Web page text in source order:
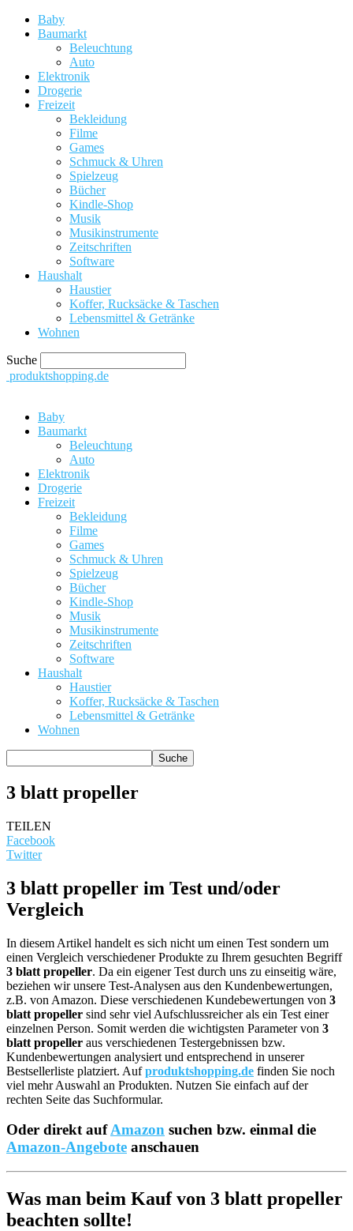
Baby
Baumarkt
Beleuchtung
Auto
Elektronik
Drogerie
Freizeit
Bekleidung
Filme
Games
Schmuck & Uhren
Spielzeug
Bücher
Kindle-Shop
Musik
Musikinstrumente
Zeitschriften
Software
Haushalt
Haustier
Koffer, Rucksäcke & Taschen
Lebensmittel & Getränke
Wohnen
Suche
produktshopping.de
Baby
Baumarkt
Beleuchtung
Auto
Elektronik
Drogerie
Freizeit
Bekleidung
Filme
Games
Schmuck & Uhren
Spielzeug
Bücher
Kindle-Shop
Musik
Musikinstrumente
Zeitschriften
Software
Haushalt
Haustier
Koffer, Rucksäcke & Taschen
Lebensmittel & Getränke
Wohnen
3 blatt propeller
TEILEN
Facebook
Twitter
3 blatt propeller im Test und/oder
Vergleich
In diesem Artikel handelt es sich nicht um einen Test sondern um
einen Vergleich verschiedener Produkte zu Ihrem gesuchten Begriff
3 blatt propeller. Da ein eigener Test durch uns zu einseitig wäre,
beziehen wir unsere Test-Analysen aus den Kundenbewertungen,
z.B. von Amazon. Diese verschiedenen Kundebewertungen von 3
blatt propeller sind sehr viel Aufschlussreicher als ein Test einer
einzelnen Person. Somit werden die wichtigsten Parameter von 3
blatt propeller aus verschiedenen Testergebnissen bzw.
Kundenbewertungen analysiert und entsprechend in unserer
Bestsellerliste platziert. Aufproduktshopping.de finden Sie noch
viel mehr Auswahl an Produkten. Nutzen Sie einfach auf der
rechten Seite das Suchformular.
Oder direkt aufAmazon suchen bzw. einmal die
Amazon-Angebote anschauen
Was man beim Kauf von 3 blatt propeller
beachten sollte!